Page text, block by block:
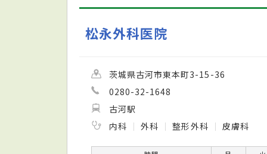
松永外科医院
茨城県古河市東本町3-15-36
0280-32-1648
古河駅
内科
外科 整形外科 皮膚科